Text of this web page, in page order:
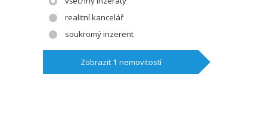
realitní kancelář
soukromý inzerent
Zobrazit 1 nemovitostí